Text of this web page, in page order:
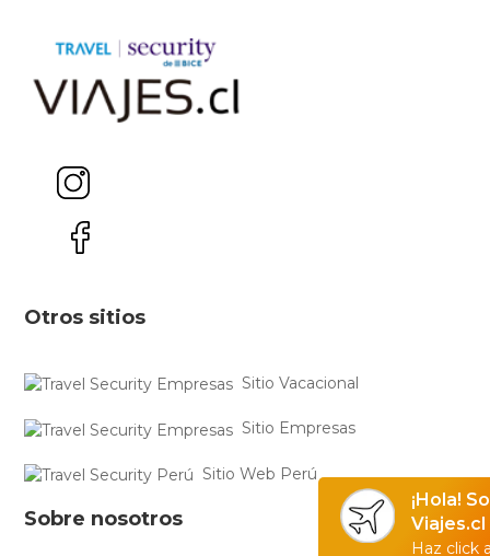
¡Hola!
Viajes.cl
Haz click
Otros sitios
Sitio Vacacional
Sitio Empresas
Sitio Web Perú
Sobre nosotros